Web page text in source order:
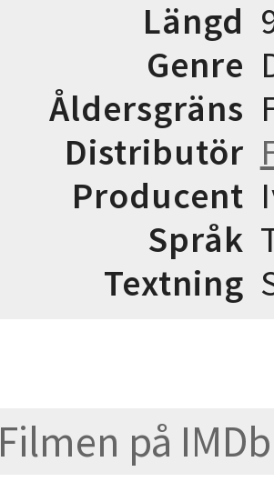
Längd
Genre
Åldersgräns
Distributör
Producent
Språk
Textning
Filmen på IMDb